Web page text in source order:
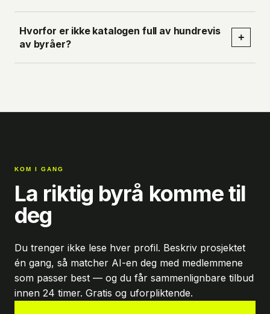
Hvorfor er ikke katalogen full av hundrevis
av byråer?
+
KOM I GANG
La riktig byrå komme til
deg
Du trenger ikke lese hver profil. Beskriv prosjektet
én gang, så matcher AI-en deg med medlemmene
som passer best — og du får sammenlignbare tilbud
innen 24 timer. Gratis og uforpliktende.